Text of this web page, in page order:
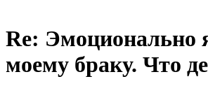
Re: Эмоционально
моему браку. Что